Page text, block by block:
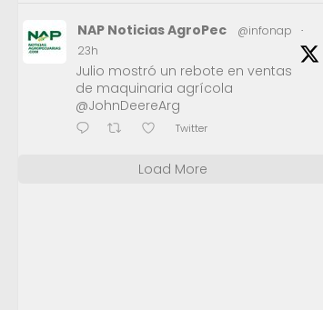
NAP Noticias AgroPec @infonap
·
23h
Julio mostró un rebote en ventas
de maquinaria agrícola
@JohnDeereArg
Twitter
Load More